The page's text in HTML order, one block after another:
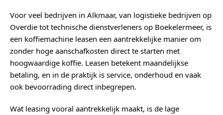
Voor veel bedrijven in Alkmaar, van logistieke bedrijven op
Overdie tot technische dienstverleners op Boekelermeer, is
een koffiemachine leasen een aantrekkelijke manier om
zonder hoge aanschafkosten direct te starten met
hoogwaardige koffie. Leasen betekent maandelijkse
betaling, en in de praktijk is service, onderhoud en vaak
ook bevoorrading direct inbegrepen.
Wat leasing vooral aantrekkelijk maakt, is de lage